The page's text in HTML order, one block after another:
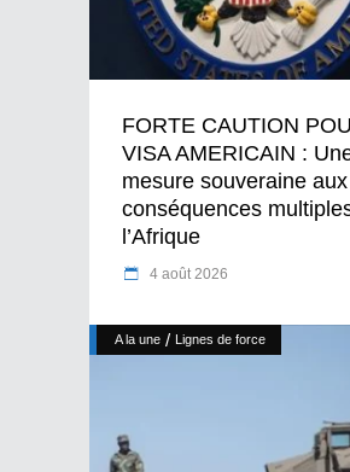
FORTE CAUTION
VISA AMERICAIN :
mesure souveraine aux
conséquences
l’Afrique
4 août 2026
A la une / Lignes de force